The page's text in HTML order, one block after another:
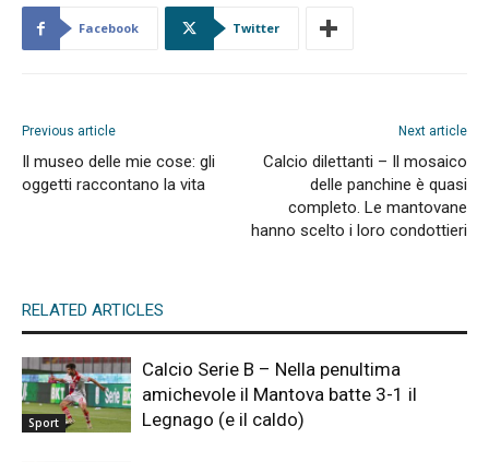
Facebook Twitter
Previous article
Il museo delle mie cose: gli
oggetti raccontano la vita
Next article
Calcio dilettanti – Il mosaico
delle panchine è quasi
completo. Le mantovane
hanno scelto i loro condottieri
RELATED ARTICLES
Sport
Calcio Serie B – Nella penultima
amichevole il Mantova batte 3-1 il
Legnago (e il caldo)